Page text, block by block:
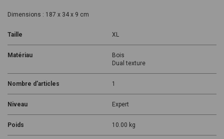
Dimensions : 187 x 34 x 9 cm
Taille XL
Matériau
Bois
Dual texture
Nombre d'articles 1
Niveau Expert
Poids 10.00 kg